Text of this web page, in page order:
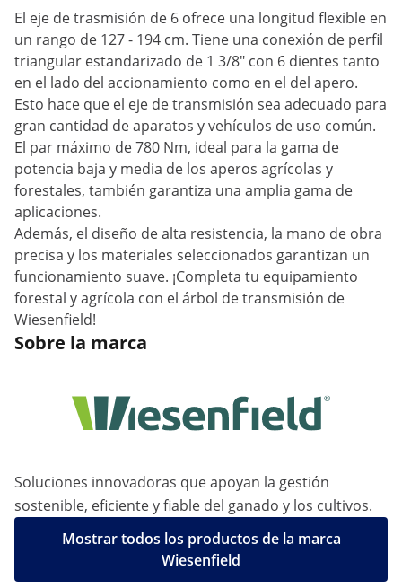
El eje de trasmisión de 6 ofrece una longitud flexible en
un rango de 127 - 194 cm. Tiene una conexión de perfil
triangular estandarizado de 1 3/8" con 6 dientes tanto
en el lado del accionamiento como en el del apero.
Esto hace que el eje de transmisión sea adecuado para
gran cantidad de aparatos y vehículos de uso común.
El par máximo de 780 Nm, ideal para la gama de
potencia baja y media de los aperos agrícolas y
forestales, también garantiza una amplia gama de
aplicaciones.
Además, el diseño de alta resistencia, la mano de obra
precisa y los materiales seleccionados garantizan un
funcionamiento suave. ¡Completa tu equipamiento
forestal y agrícola con el árbol de transmisión de
Wiesenfield!
Sobre la marca
Soluciones innovadoras que apoyan la gestión
sostenible, eficiente y fiable del ganado y los cultivos.
Mostrar todos los productos de la marca
Wiesenfield